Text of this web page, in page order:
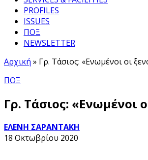
PROFILES
ISSUES
ΠΟΞ
NEWSLETTER
Αρχική » Γρ. Τάσιος: «Ενωμένοι οι
ΠΟΞ
Γρ. Τάσιος: «Ενωμένοι
ΕΛΕΝΗ ΣΑΡΑΝΤΑΚΗ
18 Οκτωβρίου 2020